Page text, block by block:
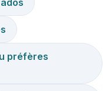
préfères